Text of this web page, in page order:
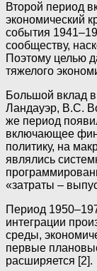
Второй период
экономический
события
сообществу,
Поэтому целью
тяжелого
Большой вклад в
Ландауэр, В.С.
же период
включающее
политику, на
являлись
«затраты –
Период
интеграции
среды,
первые
расширяется [2].